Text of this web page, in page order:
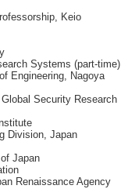
Keio
Systems (part-time)
Engineering, Nagoya
Security Research
Division, Japan
Japan
Renaissance Agency